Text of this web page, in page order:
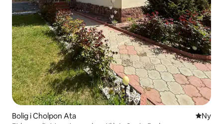
Bolig i Cholpon Ata Nyt
Ny